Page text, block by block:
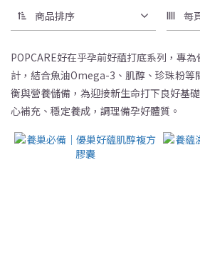
商品排序 每
POPCARE好在乎孕前好藴打底系列，專
計，結合魚油Omega-3、肌醇、珍珠粉等
衡與營養儲備，為迎接新生命打下良好基
心補充、穩定養成，調理備孕好體質。